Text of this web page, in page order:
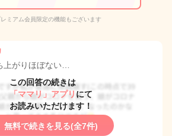
ミアム会員限定の機能もございます
上がりほぼない…
この回答の続きは
「ママリ」アプリ にて
お読みいただけます！
無料で続きを見る(全7件)